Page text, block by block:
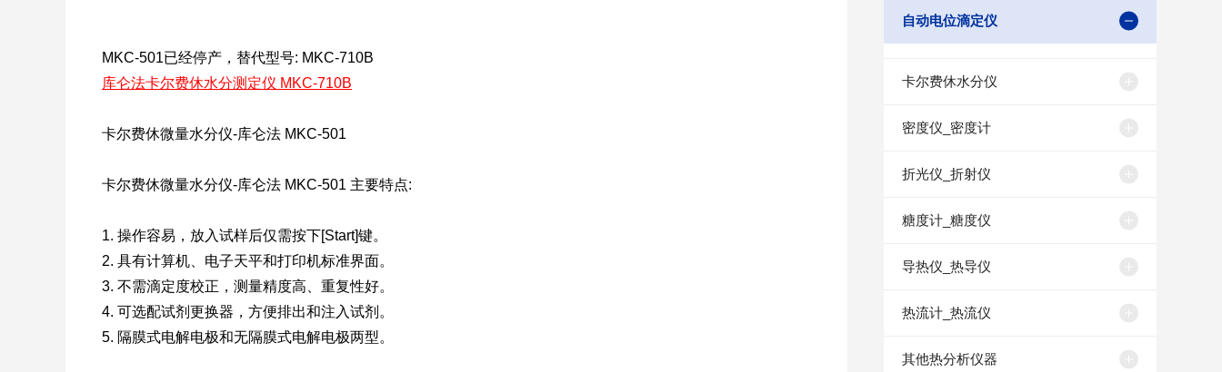
自动电位滴定仪
卡尔费休水分仪
密度仪_密度计
折光仪_折射仪
糖度计_糖度仪
导热仪_热导仪
热流计_热流仪
其他热分析仪器
MKC-501已经停产，替代型号: MKC-710B
库仑法卡尔费休水分测定仪 MKC-710B
卡尔费休微量水分仪-库仑法 MKC-501
卡尔费休微量水分仪-库仑法 MKC-501 主要特点:
1. 操作容易，放入试样后仅需按下[Start]键。
2. 具有计算机、电子天平和打印机标准界面。
3. 不需滴定度校正，测量精度高、重复性好。
4. 可选配试剂更换器，方便排出和注入试剂。
5. 隔膜式电解电极和无隔膜式电解电极两型。